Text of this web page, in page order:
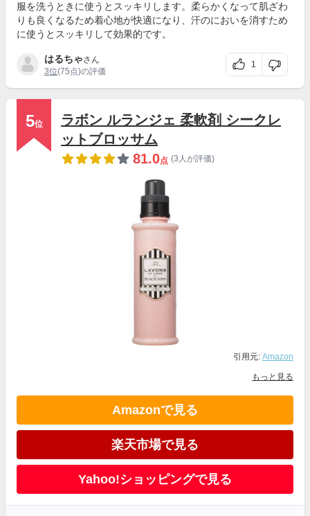
服を洗うときに使うとスッキリします。柔らかくなって肌ざわ
りも良くなるため着心地が快適になり、汗のにおいを消すため
に使うとスッキリして効果的です。
はるちゃさん
3位(75点)の評価
1
5位
ラボン ルランジェ 柔軟剤 シークレ
ットブロッサム
81.0点 (3人が評価)
引用元: Amazon
もっと見る
Amazonで見る
楽天市場で見る
Yahoo!ショッピングで見る